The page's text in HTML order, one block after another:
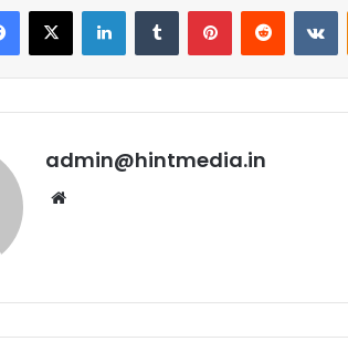
Facebook
X LinkedInTumblr PinterestReddit
admin@hintmedia.in